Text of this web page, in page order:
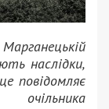
наслідки,
повідомляє